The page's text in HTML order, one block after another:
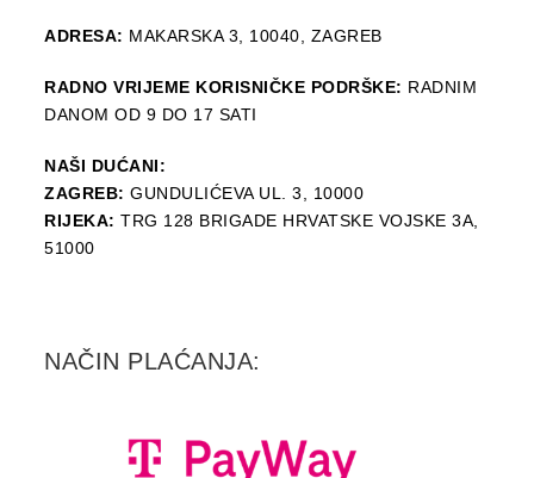
ADRESA: MAKARSKA 3, 10040, ZAGREB
RADNO VRIJEME KORISNIČKE PODRŠKE: RADNIM
DANOM OD 9 DO 17 SATI
NAŠI DUĆANI:
ZAGREB: GUNDULIĆEVA UL. 3, 10000
RIJEKA: TRG 128 BRIGADE HRVATSKE VOJSKE 3A,
51000
NAČIN PLAĆANJA: